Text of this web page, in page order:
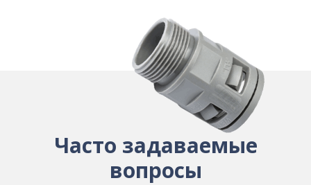
Часто задаваемые
вопросы